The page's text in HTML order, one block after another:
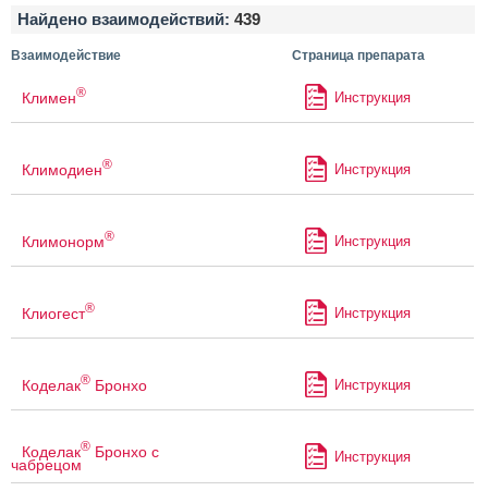
Найдено взаимодействий: 439
Взаимодействие Страница препарата
Климен® Инструкция
Климодиен® Инструкция
Климонорм® Инструкция
Клиогест® Инструкция
Коделак® Бронхо Инструкция
Коделак® Бронхо с
чабрецом Инструкция